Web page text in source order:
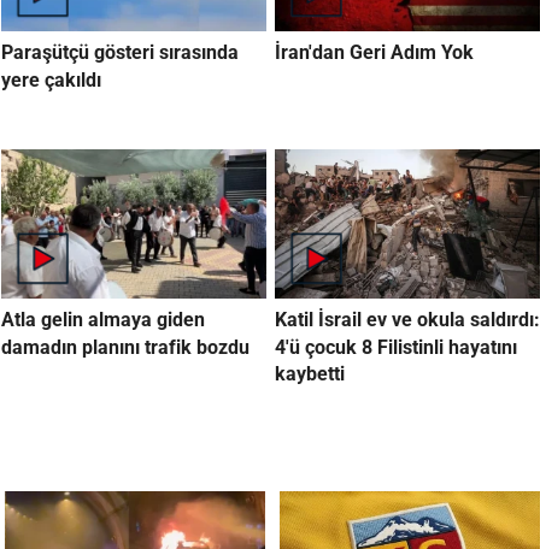
Paraşütçü gösteri sırasında
yere çakıldı
İran'dan Geri Adım Yok
Atla gelin almaya giden
damadın planını trafik bozdu
Katil İsrail ev ve okula saldırdı:
4'ü çocuk 8 Filistinli hayatını
kaybetti